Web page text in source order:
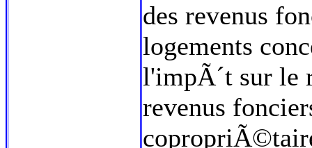
des revenus
logements
l'impÃ´t sur le
revenus